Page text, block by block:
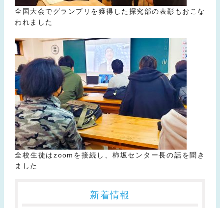
全国大会でグランプリを獲得した探究部の表彰もおこな
われました
全校生徒はzoomを接続し、柿坂センター長の話を聞き
ました
新着情報